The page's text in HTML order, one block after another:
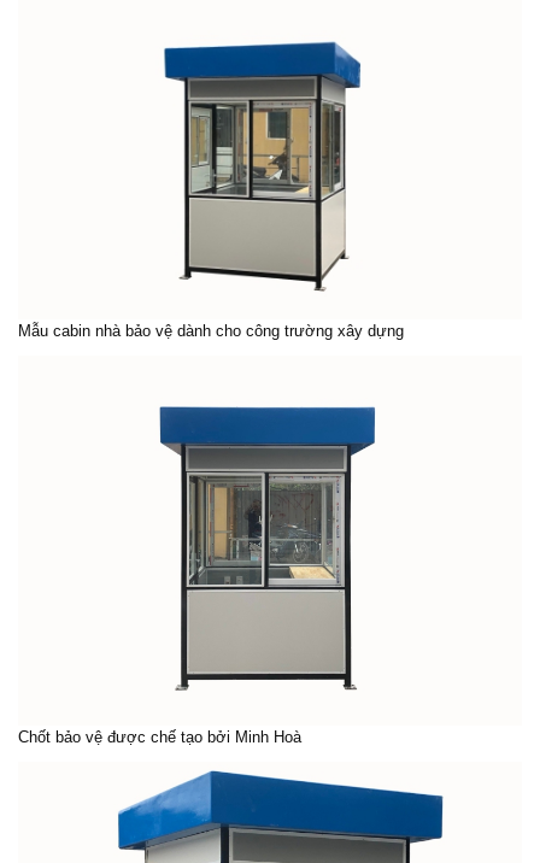
Mẫu cabin nhà bảo vệ dành cho công trường xây dựng
Chốt bảo vệ được chế tạo bởi Minh Hoà